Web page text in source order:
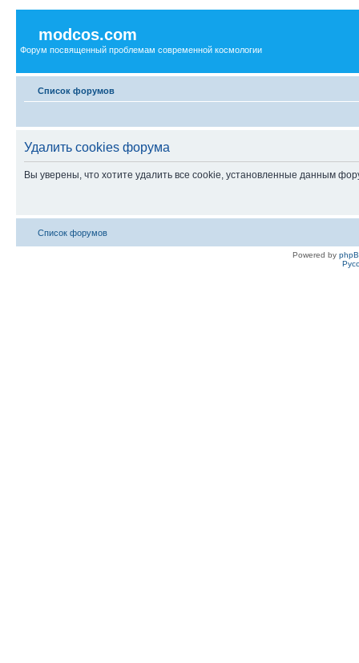
modcos.com
Форум посвященный проблемам современной космологии
Список форумов
Удалить cookies форума
Вы уверены, что хотите удалить все cookie, установленные данным
Список форумов
Powered by